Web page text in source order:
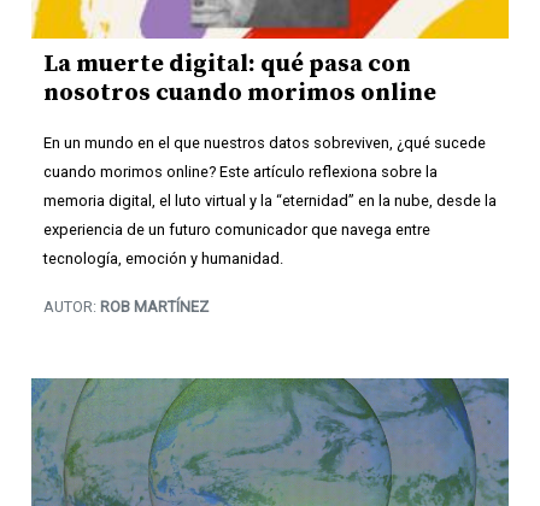
La muerte digital: qué pasa con
nosotros cuando morimos online
En un mundo en el que nuestros datos sobreviven, ¿qué sucede
cuando morimos online? Este artículo reflexiona sobre la
memoria digital, el luto virtual y la “eternidad” en la nube, desde la
experiencia de un futuro comunicador que navega entre
tecnología, emoción y humanidad.
AUTOR: ROB MARTÍNEZ